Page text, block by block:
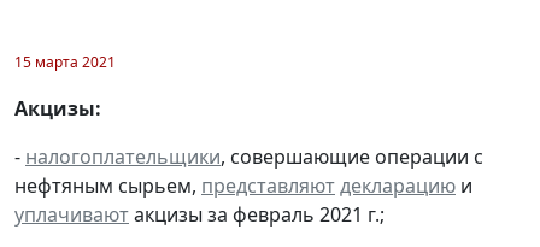
15 марта 2021
Акцизы:
- налогоплательщики, совершающие операции с
нефтяным сырьем, представляютдекларацию и
уплачиваютакцизы за февраль 2021 г.;